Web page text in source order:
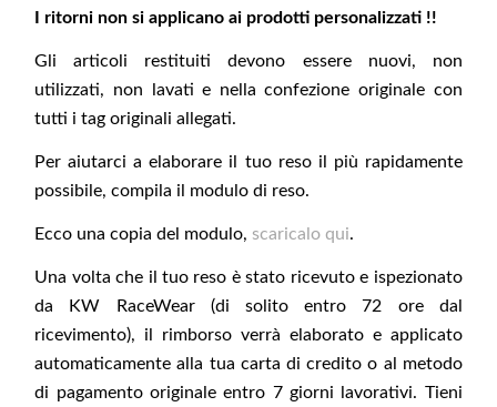
I ritorni non si applicano ai prodotti personalizzati !!
Gli articoli restituiti devono essere nuovi, non
utilizzati, non lavati e nella confezione originale con
tutti i tag originali allegati.
Per aiutarci a elaborare il tuo reso il più rapidamente
possibile, compila il modulo di reso.
Ecco una copia del modulo, scaricalo qui.
Una volta che il tuo reso è stato ricevuto e ispezionato
da KW RaceWear (di solito entro 72 ore dal
ricevimento), il rimborso verrà elaborato e applicato
automaticamente alla tua carta di credito o al metodo
di pagamento originale entro 7 giorni lavorativi. Tieni